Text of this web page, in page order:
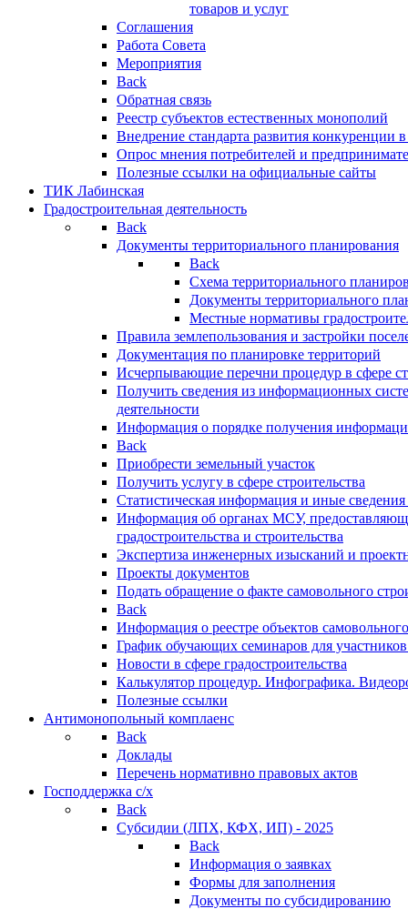
товаров и услуг
Соглашения
Работа Совета
Мероприятия
Back
Обратная связь
Реестр субъектов естественных монополий
Внедрение стандарта развития конкуренции
Опрос мнения потребителей и
Полезные ссылки на официальные сайты
ТИК Лабинская
Градостроительная деятельность
Back
Документы территориального планирования
Back
Схема территориального
Документы территориального
Местные нормативы
Правила землепользования и застройки
Документация по планировке территорий
Исчерпывающие перечни процедур в сфере
Получить сведения из информационных
деятельности
Информация о порядке получения
Back
Приобрести земельный участок
Получить услугу в сфере строительства
Статистическая информация и иные сведения
Информация об органах МСУ,
градостроительства и строительства
Экспертиза инженерных изысканий и
Проекты документов
Подать обращение о факте самовольного
Back
Информация о реестре объектов
График обучающих семинаров для участников
Новости в сфере градостроительства
Калькулятор процедур. Инфографика.
Полезные ссылки
Антимонопольный комплаенс
Back
Доклады
Перечень нормативно правовых актов
Господдержка с/х
Back
Субсидии (ЛПХ, КФХ, ИП) - 2025
Back
Информация о заявках
Формы для заполнения
Документы по субсидированию